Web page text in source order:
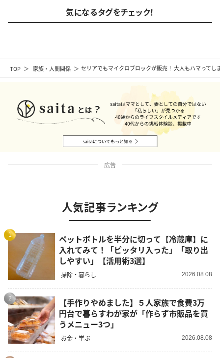
TOP 家族・人間関係 セリアでもマイクロブロックが販売！ 大人もハマって
気になるタグをチェック！
広告
人気記事ランキング
1
ペットボトルを半分に切って【冷蔵庫】に
入れてみて！「ピッタリ入った」「取り出
しやすい」【活用術3選】
掃除・暮らし 2026.08.08
2
【手作りやめました】５人家族で食費3万
円台で暮らすわが家が「作らず市販品を買
うメニュー3つ」
お金・学ぶ 2026.08.08